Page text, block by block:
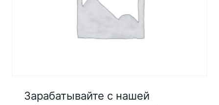
Зарабатывайте с нашей